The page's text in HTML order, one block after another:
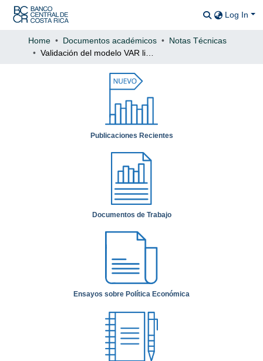
Log In
Home Documentos académicos
Notas Técnicas
Publicaciones Recientes
Documentos de Trabajo
Ensayos sobre Política Económica